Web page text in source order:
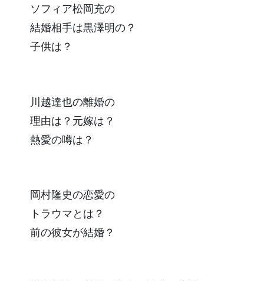
ソフィア松岡充の
結婚相手は黒澤明の？
子供は？
川越達也の離婚の
理由は？元嫁は？
熱愛の噂は？
岡村隆史の恋愛の
トラウマとは？
前の彼女が結婚？